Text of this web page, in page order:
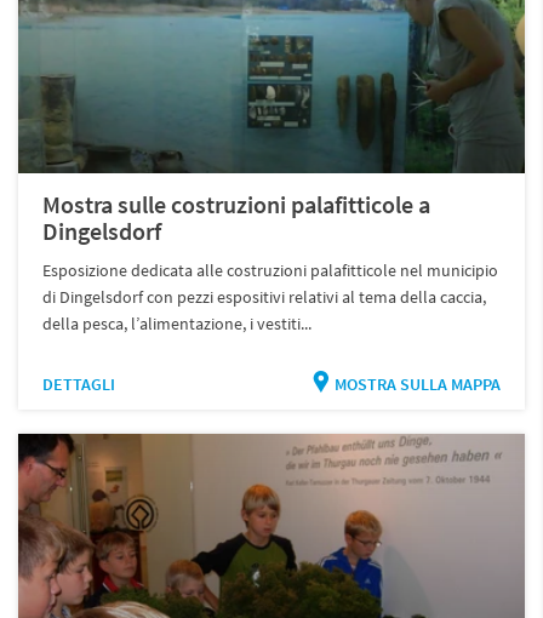
Mostra sulle costruzioni palafitticole a
Dingelsdorf
Esposizione dedicata alle costruzioni palafitticole nel municipio
di Dingelsdorf con pezzi espositivi relativi al tema della caccia,
della pesca, l’alimentazione, i vestiti...
DETTAGLI MOSTRA SULLA MAPPA